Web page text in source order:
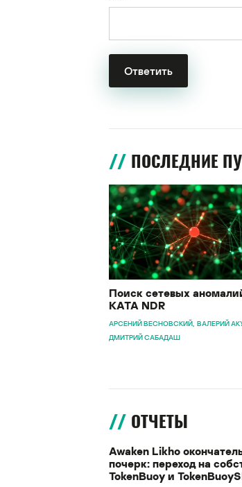
ПОСЛЕДНИЕ
Поиск сетевых
KATA NDR
АРСЕНИЙ ВЕСНОВСКИЙ ВАЛЕРИЙ
ДМИТРИЙ САБАДАШ
ОТЧЕТЫ
Awaken Likho
почерк: переход на
TokenBuoy и